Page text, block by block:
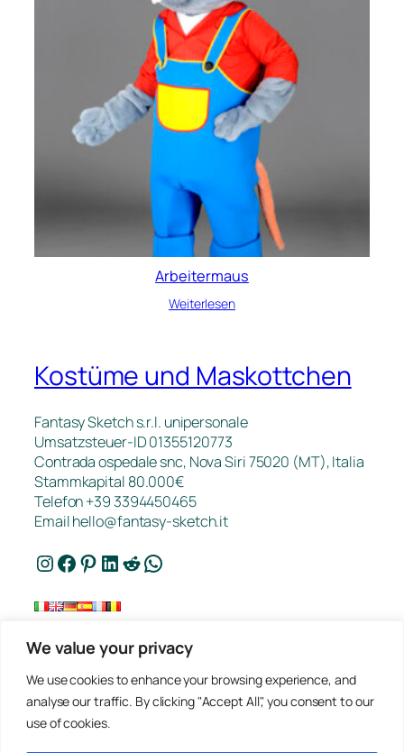
We value your privacy
We use cookies to enhance your browsing experience, and
analyse our traffic. By clicking "Accept All", you consent to our
use of cookies.
Arbeitermaus
Weiterlesen
Kostüme und Maskottchen
Fantasy Sketch s.r.l. unipersonale
Umsatzsteuer-ID 01355120773
Contrada ospedale snc, Nova Siri 75020 (MT), Italia
Stammkapital 80.000€
Telefon +39 3394450465
Emailhello@fantasy-sketch.it
Instagram Facebook Pinterest LinkedIn Reddit WhatsApp
FAQ
Arbeiten
Datenschutz